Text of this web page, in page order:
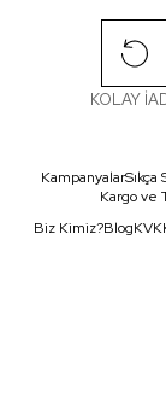
KOLAY
KampanyalarSıkça
Kargo ve
Biz Kimiz?Blog